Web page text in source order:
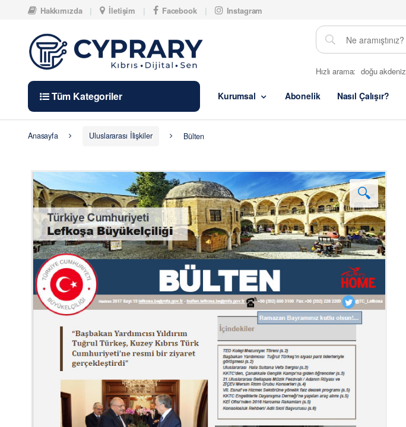
Skip to navigation
Skip to contentHakkımızda İletişim Facebook Instagram
Hızlı arama: doğu akdeniz
Tüm Kategoriler Kurumsal Abonelik Nasıl Çalışır?
Anasayfa Uluslararası İlişkiler Bülten
🔍